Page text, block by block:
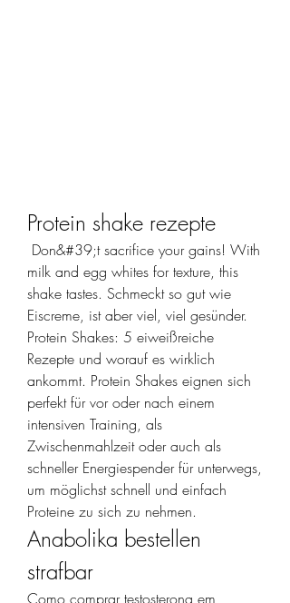
Protein shake rezepte
milk and egg whites for texture, this
shake tastes. Schmeckt so gut wie
Eiscreme, ist aber viel, viel gesünder.
Protein Shakes: 5 eiweißreiche
Rezepte und worauf es wirklich
ankommt. Protein Shakes eignen sich
perfekt für vor oder nach einem
intensiven Training, als
Zwischenmahlzeit oder auch als
schneller Energiespender für unterwegs,
um möglichst schnell und einfach
Proteine zu sich zu nehmen.
Anabolika bestellen
strafbar
Como comprar testosterona em